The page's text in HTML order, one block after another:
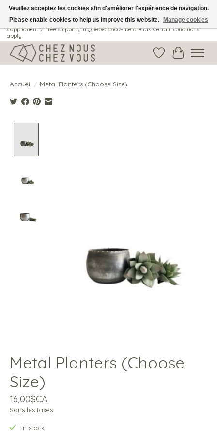
Livraison gratuite au Québec: 100$ + avant taxes. Certaines conditions
s'appliquent. / Free shipping in Quebec: $100+ before tax. Certain conditions
apply.
Liste dePanier
Accueil / Metal Planters (Choose Size)
Metal Planters (Choose
Size)
16,00$CA
Sans les taxes
En stock
Veuillez acceptez les cookies afin d'améliorer l'expérience de navigation.
Please enable cookies to help us improve this website.
Manage cookies